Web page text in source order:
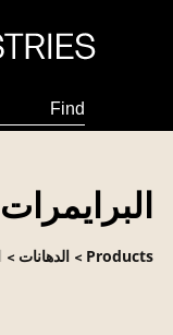
Search
for:
البرايمرات
Products
> الدهانات >